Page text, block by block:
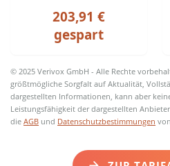
203,91 €
gespart
© 2025 Verivox GmbH - Alle Rechte
größtmögliche Sorgfalt auf Aktualität,
dargestellten Informationen, kann aber
Leistungsfähigkeit der dargestellten
dieAGB und Datenschutzbestimmungen